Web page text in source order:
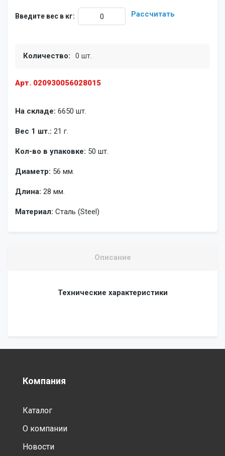
Арт. 020930056028015
На складе: 6650 шт.
Вес 1 шт.: 21 г.
Кол-во в упаковке: 50 шт.
Диаметр: 56 мм.
Длина: 28 мм.
Материал: Сталь (Steel)
Введите вес в кг: Рассчитать
Количество: 0 шт.
Описание
Технические характеристики
Компания
Каталог
О компании
Новости